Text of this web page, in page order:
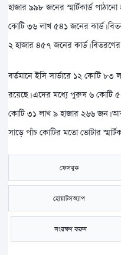
হাজার ৯৯৮ জনের স্মার্টকার্ড
কোটি ৩৬ লাখ ৫৪১ জনের কার্ড।
২ হাজার ৪৫৭ জনের কার্ড।
বর্তমানে ইসি সার্ভারে ১২ কোটি
রয়েছে। এদের মধ্যে পুরুষ ৬ কোটি
কোটি ৩১ লাখ ৯ হাজার ২৬৬ জন।
সাড়ে পাঁচ কোটির মতো ভোটার
ফেসবুক
হোয়াটসঅ্যাপ
সংরক্ষণ করুন